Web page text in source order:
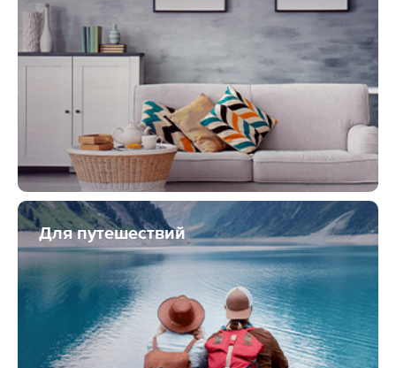
Для путешествий